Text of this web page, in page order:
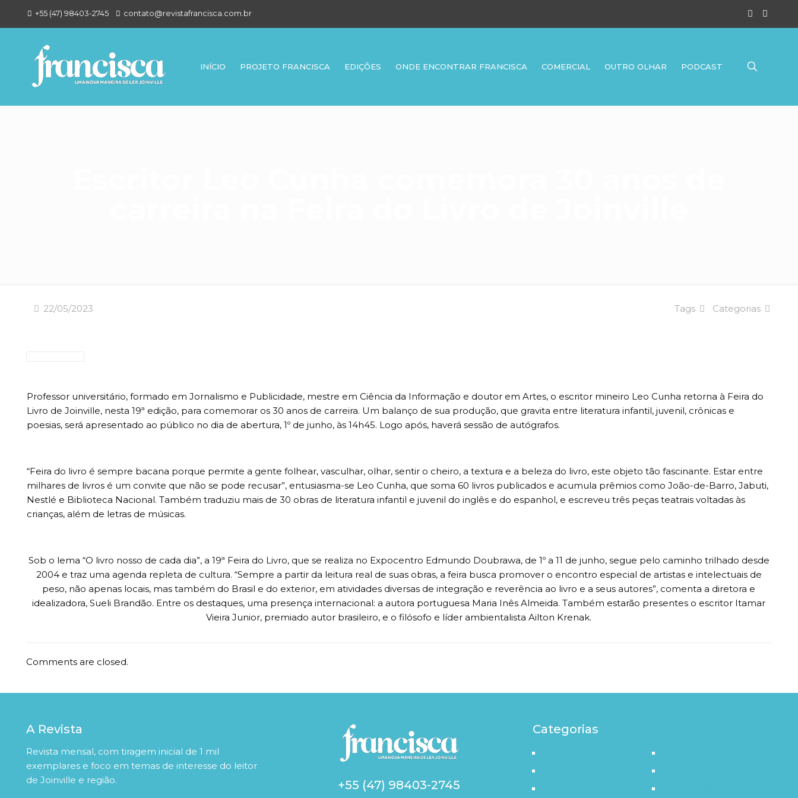
+55 (47) 98403-2745 contato@revistafrancisca.com.br
INÍCIO PROJETO FRANCISCA EDIÇÕES ONDE ENCONTRAR FRANCISCA COMERCIAL OUTRO OLHAR PODCAST
22/05/2023 Categorias
Tags
Professor universitário, formado em Jornalismo e Publicidade, mestre em Ciência da Informação e doutor em Artes, o escritor mineiro Leo Cunha retorna à Feira do
Livro de Joinville, nesta 19ª edição, para comemorar os 30 anos de carreira. Um balanço de sua produção, que gravita entre literatura infantil, juvenil, crônicas e
poesias, será apresentado ao público no dia de abertura, 1º de junho, às 14h45. Logo após, haverá sessão de autógrafos.
“Feira do livro é sempre bacana porque permite a gente folhear, vasculhar, olhar, sentir o cheiro, a textura e a beleza do livro, este objeto tão fascinante. Estar entre
milhares de livros é um convite que não se pode recusar”, entusiasma-se Leo Cunha, que soma 60 livros publicados e acumula prêmios como João-de-Barro, Jabuti,
Nestlé e Biblioteca Nacional. Também traduziu mais de 30 obras de literatura infantil e juvenil do inglês e do espanhol, e escreveu três peças teatrais voltadas às
crianças, além de letras de músicas.
Sob o lema “O livro nosso de cada dia”, a 19ª Feira do Livro, que se realiza no Expocentro Edmundo Doubrawa, de 1º a 11 de junho, segue pelo caminho trilhado desde
2004 e traz uma agenda repleta de cultura. “Sempre a partir da leitura real de suas obras, a feira busca promover o encontro especial de artistas e intelectuais de
peso, não apenas locais, mas também do Brasil e do exterior, em atividades diversas de integração e reverência ao livro e a seus autores”, comenta a diretora e
idealizadora, Sueli Brandão. Entre os destaques, uma presença internacional: a autora portuguesa Maria Inês Almeida. Também estarão presentes o escritor Itamar
Vieira Junior, premiado autor brasileiro, e o filósofo e líder ambientalista Ailton Krenak.
Comments are closed.
A Revista
Revista mensal, com tiragem inicial de 1 mil
exemplares e foco em temas de interesse do leitor
de Joinville e região.
+55 (47) 98403-2745
Categorias